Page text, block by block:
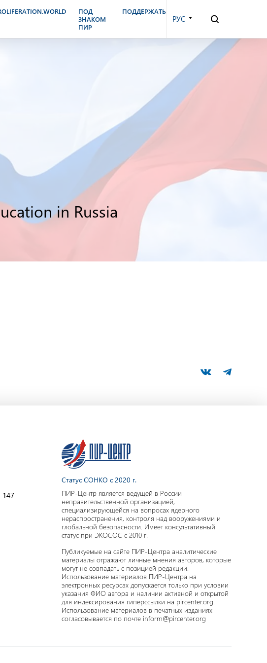
ПОД
ЗНАКОМ
ПИР
ПОДДЕРЖАТЬ
РУС
in Russia
147
Статус СОНКО с 2020 г.
ПИР-Центр является ведущей в России
неправительственной организацией,
специализирующейся на вопросах ядерного
нераспространения, контроля над вооружениями и
глобальной безопасности. Имеет консультативный
статус при ЭКОСОС с 2010 г.
Публикуемые на сайте ПИР-Центра аналитические
материалы отражают личные мнения авторов, которые
могут не совпадать с позицией редакции.
Использование материалов ПИР-Центра на
электронных ресурсах допускается только при условии
указания ФИО автора и наличии активной и открытой
для индексирования гиперссылки на pircenter.org.
Использование материалов в печатных изданиях
согласовывается по почте inform@pircenter.org